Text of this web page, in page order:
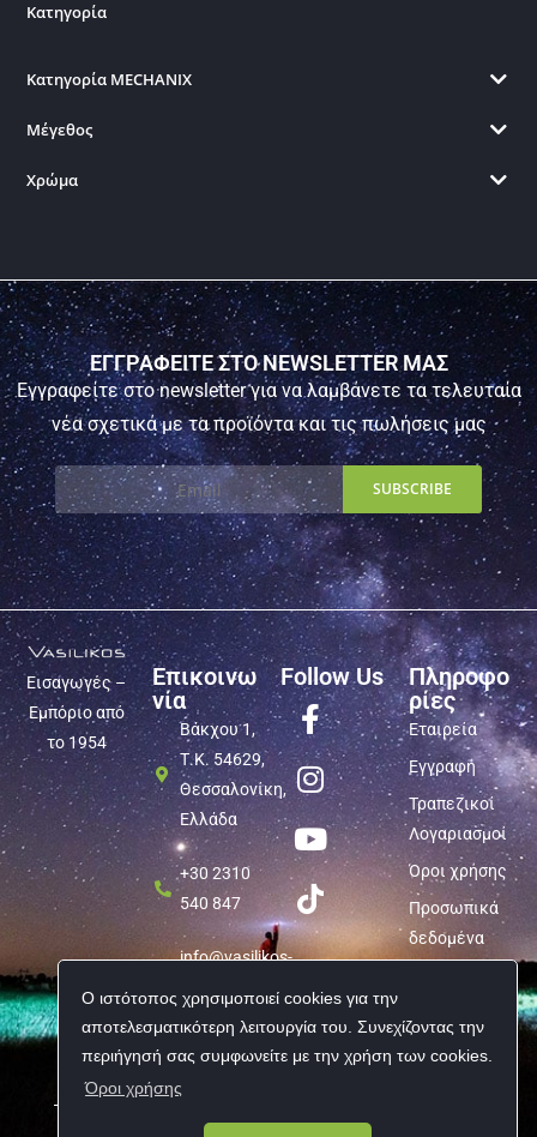
Ο ιστότοπος χρησιμοποιεί cookies για την
αποτελεσματικότερη λειτουργία του. Συνεχίζοντας την
περιήγησή σας συμφωνείτε με την χρήση των cookies.
Όροι χρήσης
Κατηγορία
Κατηγορία MECHANIX
Μέγεθος
Χρώμα
ΕΓΓΡΑΦΕΙΤΕ ΣΤΟ NEWSLETTER ΜΑΣ
Εγγραφείτε στο newsletter για να λαμβάνετε τα τελευταία
νέα σχετικά με τα προϊόντα και τις πωλήσεις μας
Εισαγωγές –
Εμπόριο από
το 1954
Επικοινω
νία
Βάκχου 1,
Τ.Κ. 54629,
Θεσσαλονίκη,
Ελλάδα
+30 2310
540 847
info@vasilikos-
Follow Us
Πληροφο
ρίες
Εταιρεία
Εγγραφή
Τραπεζικοί
Λογαριασμοί
Όροι χρήσης
Προσωπικά
δεδομένα